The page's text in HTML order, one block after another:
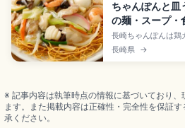
ちゃんぽんと皿
の麺・スープ・
長崎ちゃんぽんは鶏
む長崎名物、皿うど
もあり)にかけるス
長崎県 →
※ 記事内容は執筆時点の情報に基づいており
ます。また掲載内容は正確性・完全性を保証
承ください。